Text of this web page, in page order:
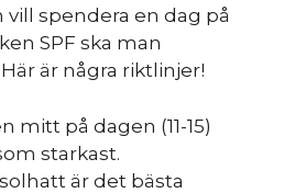
spendera en dag på
SPF ska man
är några riktlinjer!
mitt på dagen (11-15)
starkast.
är det bästa